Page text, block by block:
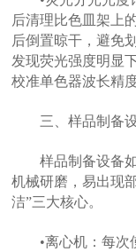
后清理比色皿架上
后倒置晾干，避免
发现荧光强度明显
校准单色器波长精
三、样品制备设
样品制备设备如
机械研磨，易出现
洁”三大核心。
•离心机：每次